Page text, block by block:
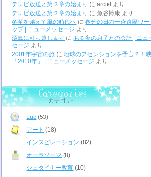
テレビ放送と第２章の始まり にarciel
より
テレビ放送と第２章の始まり に魚谷博康 より
冬至を越えて風の時代へ に春分の日の一斉遠隔ワー
ップ | ニューメッセージ より
沼島に引っ越します に ある夜の息子との会話 | ニュ
セージ より
2001年宇宙の旅 に地球のアセンションを予言？！
「2010年」 | ニューメッセージ より
Luc (53)
アート (18)
インスピレーション (82)
オーラソーマ (8)
シュタイナー教育 (10)